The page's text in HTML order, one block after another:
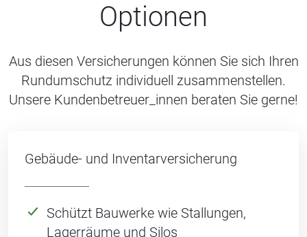
Optionen
Aus diesen Versicherungen können Sie sich Ihren
Rundumschutz individuell zusammenstellen.
Unsere Kundenbetreuer_innen beraten Sie gerne!
Gebäude- und Inventarversicherung
Schützt Bauwerke wie Stallungen,
Lagerräume und Silos